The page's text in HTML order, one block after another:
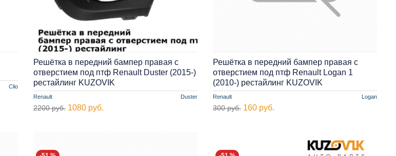
Clio
Renault Duster
Решётка в передний бампер правая с
отверстием под птф Renault Duster (2015-)
рестайлинг KUZOVIK
2200 руб. 1080 руб.
Renault Logan
Решётка в передний бампер правая с
отверстием под птф Renault Logan 1
(2010-) рестайлинг KUZOVIK
300 руб. 160 руб.